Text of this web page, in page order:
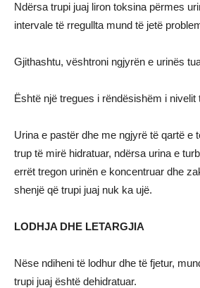
Ndërsa trupi juaj liron toksina përmes
intervale të rregullta mund të jetë
Gjithashtu, vështroni ngjyrën e urinës
Është një tregues i rëndësishëm i nivelit
Urina e pastër dhe me ngjyrë të qartë e
trup të mirë hidratuar, ndërsa urina e
errët tregon urinën e koncentruar dhe
shenjë që trupi juaj nuk ka ujë.
LODHJA DHE LETARGJIA
Nëse ndiheni të lodhur dhe të fjetur,
trupi juaj është dehidratuar.